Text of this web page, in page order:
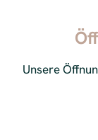
Unsere